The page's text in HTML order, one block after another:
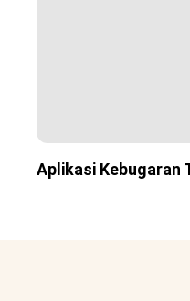
Aplikasi Kebugaran